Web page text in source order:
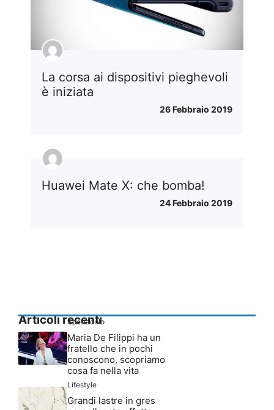
La corsa ai dispositivi pieghevoli
è iniziata
26 Febbraio 2019
Huawei Mate X: che bomba!
24 Febbraio 2019
Articoli recenti
Spettacolo
Maria De Filippi ha un
fratello che in pochi
conoscono, scopriamo
cosa fa nella vita
Lifestyle
Grandi lastre in gres